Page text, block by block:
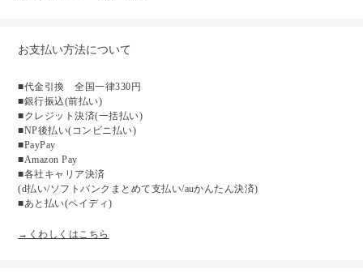
お支払い方法について
■代金引換 全国一律330円
■銀行振込(前払い)
■クレジット決済(一括払い)
■NP後払い(コンビニ払い)
■PayPay
■Amazon Pay
■各社キャリア決済
(d払い/ソフトバンクまとめて支払い/auかんたん決済)
■あと払い(ペイディ)
→くわしくはこちら